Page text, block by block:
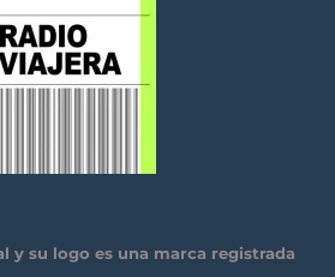
y su logo es una marca registrada